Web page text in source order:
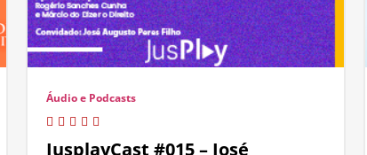
Áudio e Podcasts
JusplayCast #015 – José